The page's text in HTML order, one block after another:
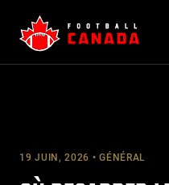
content
19 JUIN, 2026 GÉNÉRAL